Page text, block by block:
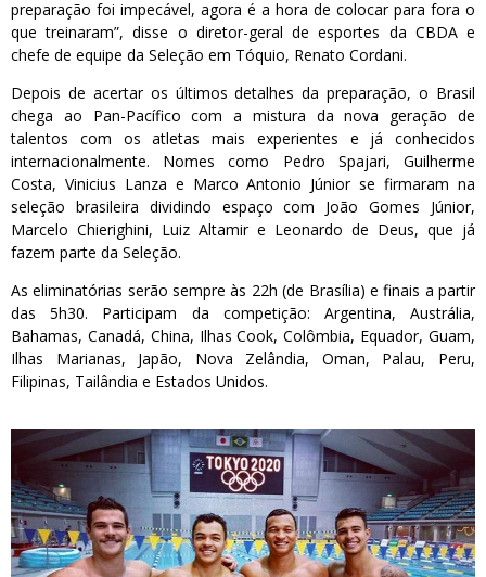
preparação foi impecável, agora é a hora de colocar para fora o
que treinaram”, disse o diretor-geral de esportes da CBDA e
chefe de equipe da Seleção em Tóquio, Renato Cordani.
Depois de acertar os últimos detalhes da preparação, o Brasil
chega ao Pan-Pacífico com a mistura da nova geração de
talentos com os atletas mais experientes e já conhecidos
internacionalmente. Nomes como Pedro Spajari, Guilherme
Costa, Vinicius Lanza e Marco Antonio Júnior se firmaram na
seleção brasileira dividindo espaço com João Gomes Júnior,
Marcelo Chierighini, Luiz Altamir e Leonardo de Deus, que já
fazem parte da Seleção.
As eliminatórias serão sempre às 22h (de Brasília) e finais a partir
das 5h30. Participam da competição: Argentina, Austrália,
Bahamas, Canadá, China, Ilhas Cook, Colômbia, Equador, Guam,
Ilhas Marianas, Japão, Nova Zelândia, Oman, Palau, Peru,
Filipinas, Tailândia e Estados Unidos.